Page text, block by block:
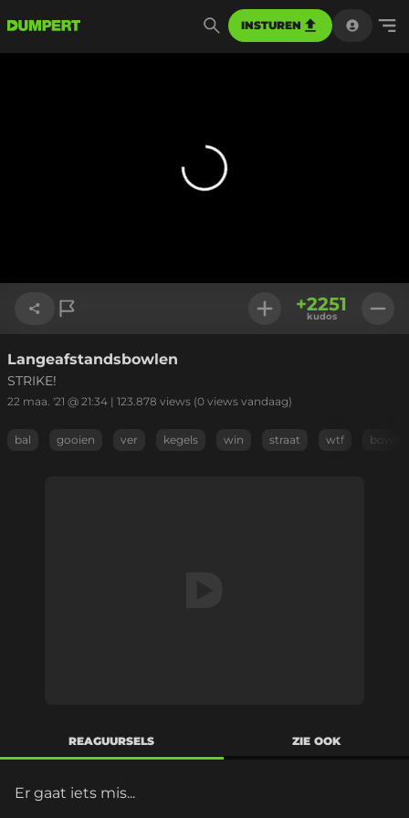
INSTUREN
Link kopiëren
+2251
kudos
Langeafstandsbowlen
STRIKE!
22 maa. '21 @ 21:34 | 123.878 views (0 views vandaag)
bal gooien ver kegels win straat wtf
REAGUURSELS ZIE OOK
Er gaat iets mis...